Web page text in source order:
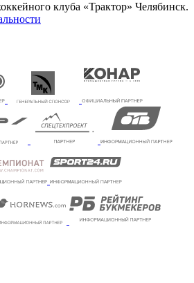
клуба «Трактор» Челябинск.